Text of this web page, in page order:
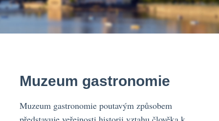
Muzeum gastronomie
Muzeum gastronomie poutavým způsobem